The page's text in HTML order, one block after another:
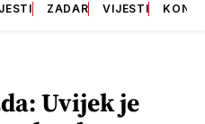
ZADAR VIJESTI
Uvijek je